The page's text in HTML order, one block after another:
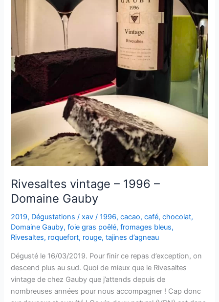
Prieuré
Saint-
de
Bébian
Rivesaltes vintage – 1996 –
Domaine Gauby
2019, Dégustations /xav/1996,cacao,café,chocolat,
Domaine Gauby,foie gras poêlé,fromages bleus,
Rivesaltes, roquefort, rouge,tajines d’agneau
Dégusté le 16/03/2019. Pour finir ce repas d’exception, on
descend plus au sud. Quoi de mieux que le Rivesaltes
vintage de chez Gauby que j’attends depuis de
nombreuses années pour nous accompagner ! Cap donc